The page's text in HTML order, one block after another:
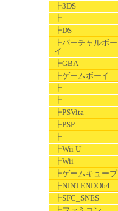
┣3DS
┣
┣DS
┣バーチャルボー
イ
┣GBA
┣ゲームボーイ
┣
┣
┣PSVita
┣PSP
┣
┣Wii U
┣Wii
┣ゲームキューブ
┣NINTENDO64
┣SFC_SNES